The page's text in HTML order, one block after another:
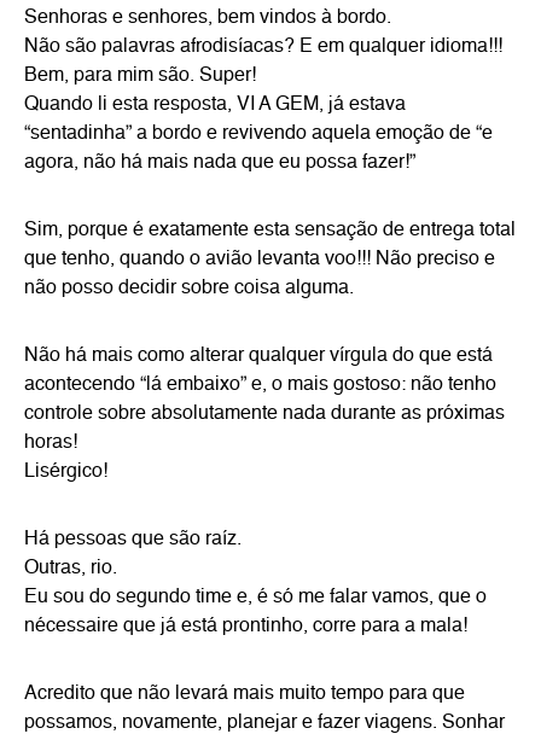
Senhoras e senhores, bem vindos à bordo.
Não são palavras afrodisíacas? E em qualquer idioma!!!
Bem, para mim são. Super!
Quando li esta resposta, VI A GEM, já estava
“sentadinha” a bordo e revivendo aquela emoção de “e
agora, não há mais nada que eu possa fazer!”
Sim, porque é exatamente esta sensação de entrega total
que tenho, quando o avião levanta voo!!! Não preciso e
não posso decidir sobre coisa alguma.
Não há mais como alterar qualquer vírgula do que está
acontecendo “lá embaixo” e, o mais gostoso: não tenho
controle sobre absolutamente nada durante as próximas
horas!
Lisérgico!
Há pessoas que são raíz.
Outras, rio.
Eu sou do segundo time e, é só me falar vamos, que o
nécessaire que já está prontinho, corre para a mala!
Acredito que não levará mais muito tempo para que
possamos, novamente, planejar e fazer viagens. Sonhar